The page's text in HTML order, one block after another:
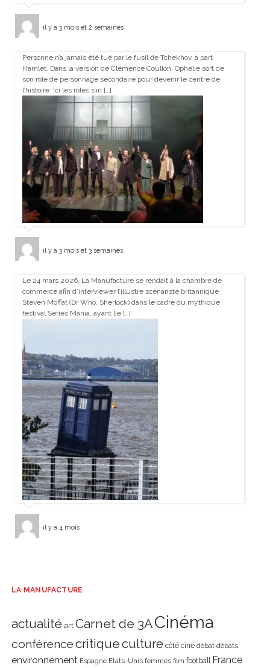
il y a 3 mois et 2 semaines
Personne n’a jamais été tué par le fusil de Tchekhov, à part
Hamlet. Dans la version de Clémence Coullon, Ophélie sort de
son rôle de personnage secondaire pour devenir le centre de
l’histoire. Ici les rôles s’in […]
il y a 3 mois et 3 semaines
Le 24 mars 2026, La Manufacture se rendait à la chambre de
commerce afin d’interviewer l’illustre scénariste britannique
Steven Moffat (Dr Who, Sherlock) dans le cadre du mythique
festival Series Mania, ayant lie […]
il y a 4 mois
LA MANUFACTURE
actualité art Carnet de 3ACinéma
conférencecritiqueculture côté ciné débat débats
environnement Espagne Etats-Unis femmes film football France